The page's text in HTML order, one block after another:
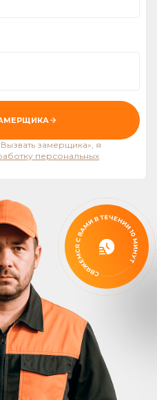
замерщика», я
персональных